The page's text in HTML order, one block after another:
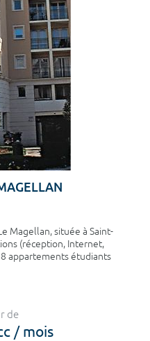
Magellan, située à Saint-
(réception, Internet,
appartements étudiants
de
/ mois